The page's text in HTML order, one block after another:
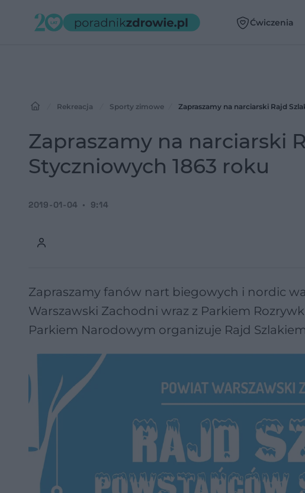
Ćwiczenia
Rekreacja Sporty zimowe Zapraszamy na narciarski Rajd
Zapraszamy na narciarski
Styczniowych 1863 roku
2019-01-04 9:14
Zapraszamy fanów nart biegowych i nordic
Warszawski Zachodni wraz z Parkiem
Parkiem Narodowym organizuje Rajd